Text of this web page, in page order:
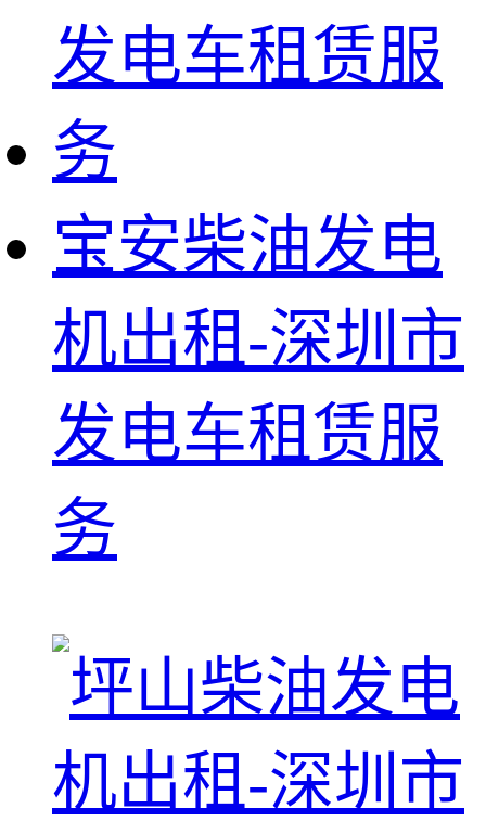
宝安柴油发电
机出租-深圳市
发电车租赁服
务